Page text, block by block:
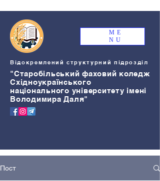
ME
NU
Відокремлений структурний підрозділ
"Старобільський фаховий коледж
Східноукраїнського
національного університету імені
Володимира Даля"
Пост